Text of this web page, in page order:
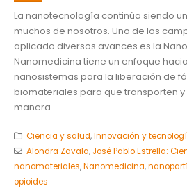
La nanotecnología continúa siendo
muchos de nosotros. Uno de los
aplicado diversos avances es la
Nanomedicina tiene un enfoque
nanosistemas para la liberación de
biomateriales para que transporten
manera...
Ciencia y salud,Innovación y
Alondra Zavala, José Pablo Estrella:
nanomateriales,Nanomedicina,
opioides